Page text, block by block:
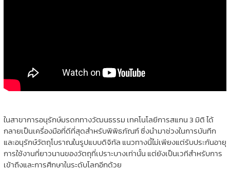
ในสาขาการอนุรักษ์มรดกทางวัฒนธรรม เทคโนโลยีการสแกน 3 มิติ ได้
กลายเป็นเครื่องมือที่ดีที่สุดสำหรับพิพิธภัณฑ์ ซึ่งนำมาช่วงในการบันทึก
และอนุรักษ์วัตถุโบราณในรูปแบบดิจิทัล แนวทางนี้ไม่เพียงแต่รับประกันอายุ
การใช้งานที่ยาวนานของวัตถุที่เปราะบางเท่านั้น แต่ยังเป็นเวทีสำหรับการ
เข้าถึงและการศึกษาในระดับโลกอีกด้วย